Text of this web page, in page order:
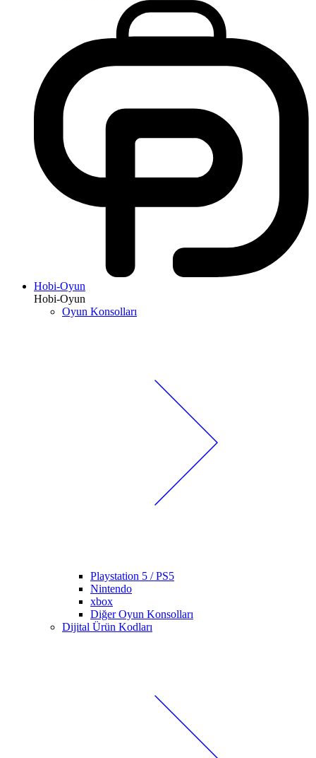
Hobi-Oyun
Hobi-Oyun
Oyun Konsolları
Playstation 5 / PS5
Nintendo
xbox
Diğer Oyun Konsolları
Dijital Ürün Kodları